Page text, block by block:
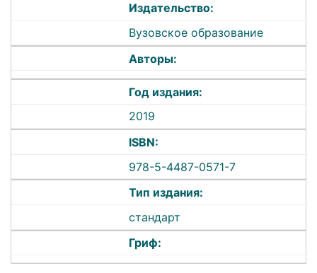
Издательство:
Вузовское образование
Авторы:
Год издания:
2019
ISBN:
978-5-4487-0571-7
Тип издания:
стандарт
Гриф: